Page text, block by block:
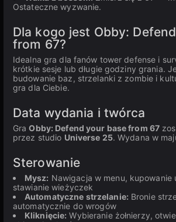
Ostateczne wyzwanie.
Dla kogo jest Obby:
from 67?
Idealna gra dla fanów tower defense i
krótkie sesje lub długie godziny grania.
budowanie baz, strzelanki z zombie i
gra dla Ciebie.
Data wydania i twórca
GraObby: Defend your base from 67
przez studio Universe 25. Wydana w
Sterowanie
Mysz: Nawigacja w menu, kupowanie
stawianie wieżyczek
Automatyczne strzelanie: Bronie
automatycznie do wrogów
Kliknięcie: Wybieranie żołnierzy,